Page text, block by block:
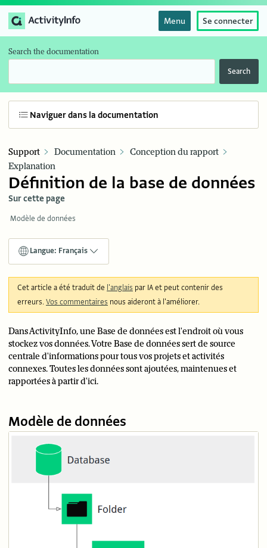
Menu Se connecter
Search the documentation
Search
Naviguer dans la documentation
Support Documentation
Conception du rapport
Explanation
Définition de la base de données
Sur cette page
Modèle de données
Langue: Français
Cet article a été traduit de l'anglais par IA et peut contenir des
erreurs.Vos commentaires nous aideront à l'améliorer.
Dans ActivityInfo, une Base de données est l'endroit où vous
stockez vos données. Votre Base de données sert de source
centrale d'informations pour tous vos projets et activités
connexes. Toutes les données sont ajoutées, maintenues et
rapportées à partir d'ici.
Modèle de données